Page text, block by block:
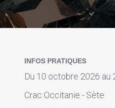
INFOS PRATIQUES
Du 10 octobre 2026 au
Crac Occitanie - Sète